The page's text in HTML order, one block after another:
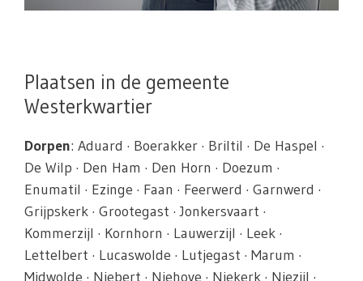
Plaatsen in de gemeente
Westerkwartier
Dorpen: Aduard · Boerakker · Briltil · De Haspel ·
De Wilp · Den Ham · Den Horn · Doezum ·
Enumatil · Ezinge · Faan · Feerwerd · Garnwerd ·
Grijpskerk · Grootegast · Jonkersvaart ·
Kommerzijl · Kornhorn · Lauwerzijl · Leek ·
Lettelbert · Lucaswolde · Lutjegast · Marum ·
Midwolde · Niebert · Niehove · Niekerk · Niezijl ·